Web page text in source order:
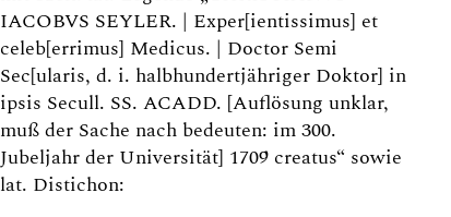
IACOBVS SEYLER. | Exper[ientissimus] et
celeb[errimus] Medicus. | Doctor Semi
Sec[ularis, d. i. halbhundertjähriger Doktor] in
ipsis Secull. SS. ACADD. [Auflösung unklar,
muß der Sache nach bedeuten: im 300.
Jubeljahr der Universität] 1709 creatus“ sowie
lat. Distichon: